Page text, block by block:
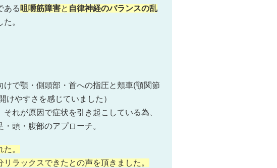
ある 咀嚼筋障害と 自律神経のバランスの乱
。
けで顎・側頭部・首への指圧と頬車(顎関節
けやすさを感じていました）
れが原因で症状を引き起こしている為、
頭・腹部のアプローチ。
。
ラックスできたとの声を頂きました。